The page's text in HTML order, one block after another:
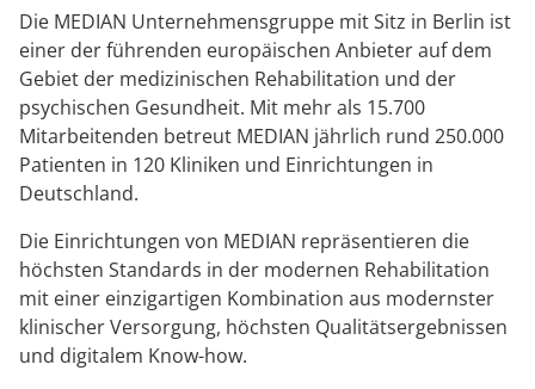
Downloads
Anreise
FAQs
Kontakt
Kosten & Kostenträger
Zuzahlung & Befreiung
Checkliste zum Start
Kinder-und Jugendreha
Gastroenterologie
Stoffwechselerkrankungen
Geriatrie
Gynäkologie
HTS & Cochlea
Long Covid
Prävention
Nachsorge
Qualität & Expertise
Energiepolitik
Publikationsdatenbank
Ihr Weg zu MEDIAN
Kosten & Kostenträger
Zuzahlung & Befreiung
Reha FAQ
Reha Checkliste
Über MEDIAN
Kooperationen
Die MEDIAN Unternehmensgruppe mit Sitz in Berlin ist
einer der führenden europäischen Anbieter auf dem
Gebiet der medizinischen Rehabilitation und der
psychischen Gesundheit. Mit mehr als 15.700
Mitarbeitenden betreut MEDIAN jährlich rund 250.000
Patienten in 120 Kliniken und Einrichtungen in
Deutschland.
Die Einrichtungen von MEDIAN repräsentieren die
höchsten Standards in der modernen Rehabilitation
mit einer einzigartigen Kombination aus modernster
klinischer Versorgung, höchsten Qualitätsergebnissen
und digitalem Know-how.